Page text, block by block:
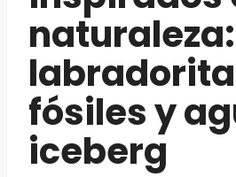
naturaleza:
fósiles y
iceberg